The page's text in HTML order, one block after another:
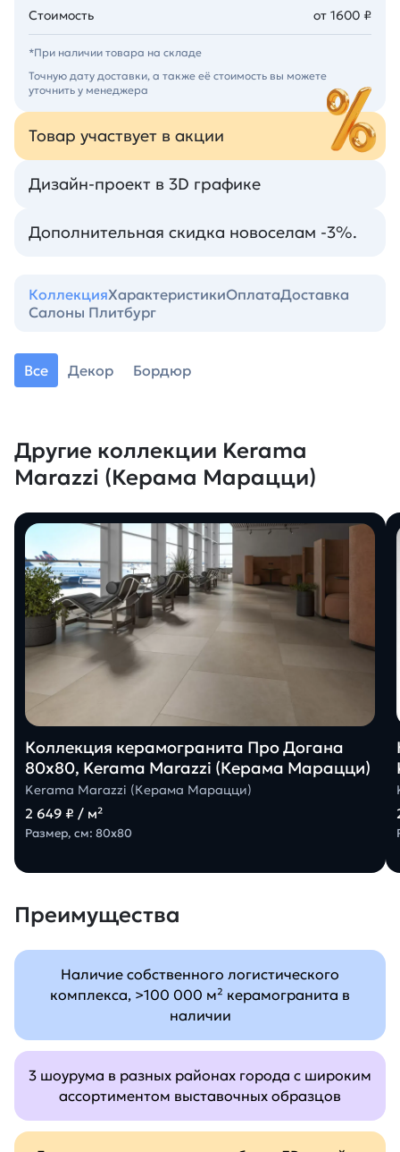
Стоимость
от 1600 ₽
*При наличии товара на складе
Точную дату доставки, а также её стоимость вы можете
уточнить у менеджера
Товар участвует в акции
Дизайн-проект в 3D графике
Дополнительная скидка новоселам -3%.
КоллекцияХарактеристикиОплатаДоставка
Салоны Плитбург
Все Декор Бордюр
Другие коллекции Kerama
Marazzi (Керама Марацци)
Коллекция керамогранита Про Догана
80х80, Kerama Marazzi (Керама Марацци)
Kerama Marazzi (Керама Марацци)
2 649 ₽ / м²
Размер, см: 80х80
Преимущества
Наличие собственного логистического
комплекса, >100 000 м² керамогранита в
наличии
3 шоурума в разных районах города с широким
ассортиментом выставочных образцов